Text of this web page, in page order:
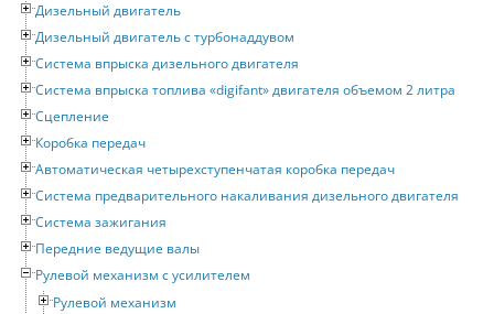
Дизельный двигатель
Дизельный двигатель с турбонаддувом
Система впрыска дизельного двигателя
Система впрыска топлива «digifant» двигателя объемом 2 литра
Сцепление
Коробка передач
Автоматическая четырехступенчатая коробка передач
Система предварительного накаливания дизельного двигателя
Система зажигания
Передние ведущие валы
Рулевой механизм с усилителем
Рулевой механизм